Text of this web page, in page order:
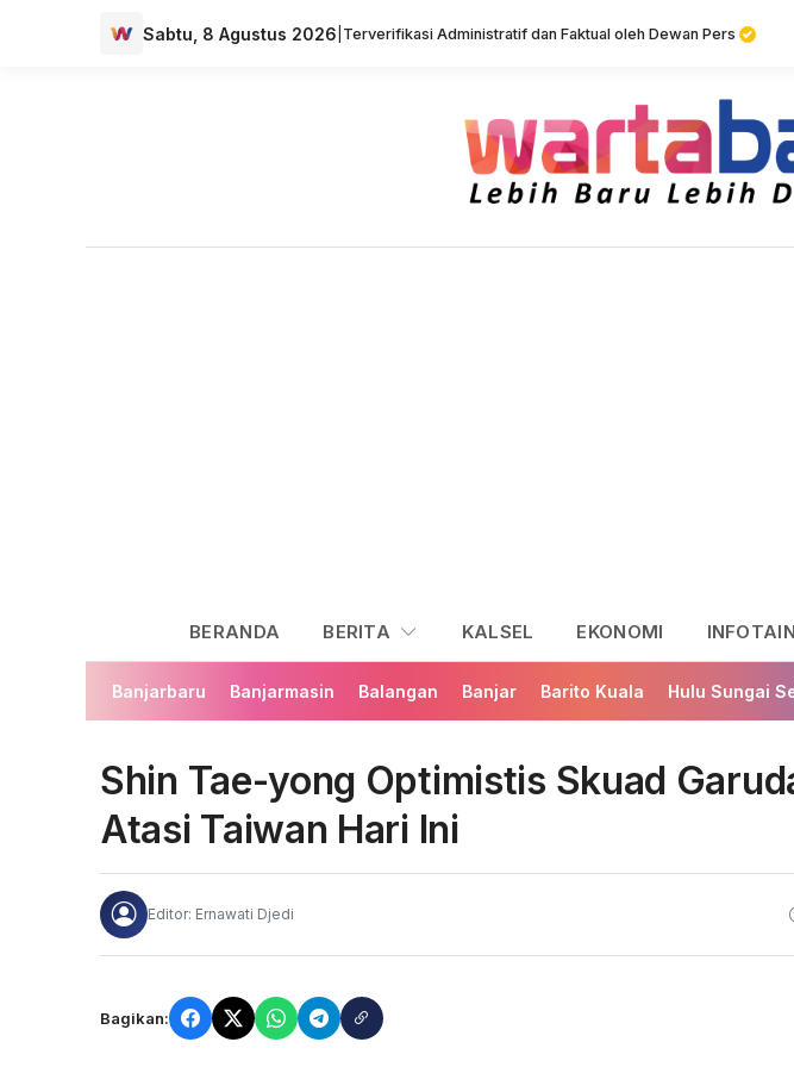
Sabtu, 8 Agustus 2026 Terverifikasi Administratif dan Faktual oleh Dewan Pers
BERANDA BERITA KALSEL EKONOMI
Banjarbaru Banjarmasin Balangan Banjar Barito Kuala Hulu Sungai
Shin Tae-yong Optimistis Skuad
Atasi Taiwan Hari Ini
Editor: Ernawati Djedi
Bagikan: